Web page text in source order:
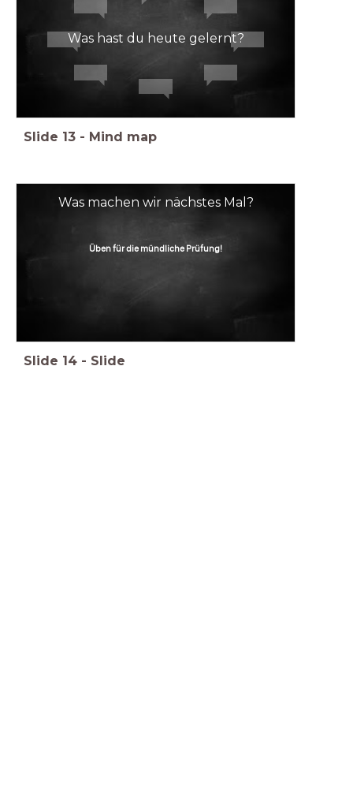
Was hast du heute gelernt?
Slide 13 - Mind map
Was machen wir nächstes Mal?
Üben für die mündliche Prüfung!
Slide 14 - Slide